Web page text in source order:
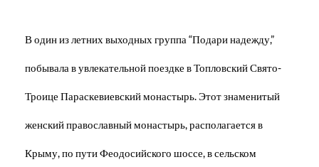
В один из летних выходных группа “Подари надежду,”
побывала в увлекательной поездке в Топловский Свято-
Троице Параскевиевский монастырь. Этот знаменитый
женский православный монастырь, располагается в
Крыму, по пути Феодосийского шоссе, в сельском